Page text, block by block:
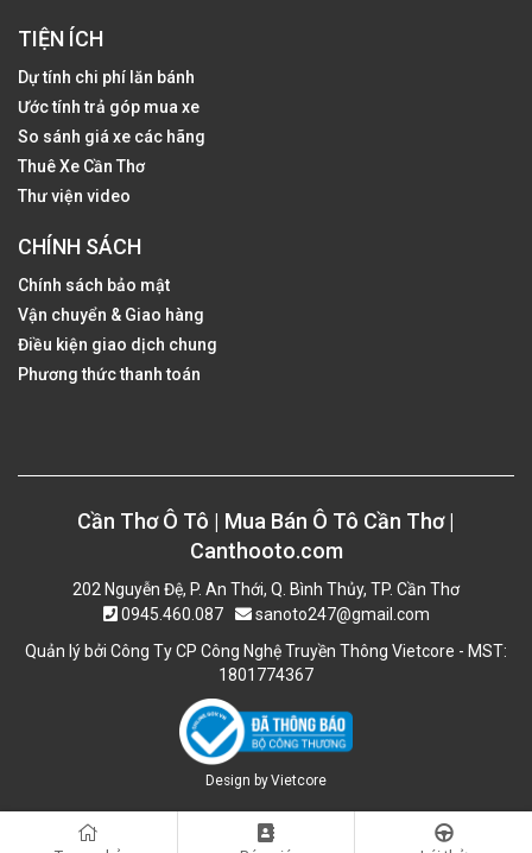
TIỆN ÍCH
Dự tính chi phí lăn bánh
Ước tính trả góp mua xe
So sánh giá xe các hãng
Thuê Xe Cần Thơ
Thư viện video
CHÍNH SÁCH
Chính sách bảo mật
Vận chuyển & Giao hàng
Điều kiện giao dịch chung
Phương thức thanh toán
Cần Thơ Ô Tô | Mua Bán Ô Tô Cần Thơ |
Canthooto.com
202 Nguyễn Đệ, P. An Thới, Q. Bình Thủy, TP. Cần Thơ
0945.460.087
sanoto247@gmail.com
Quản lý bởi Công Ty CP Công Nghệ Truyền Thông Vietcore - MST:
1801774367
Design byVietcore